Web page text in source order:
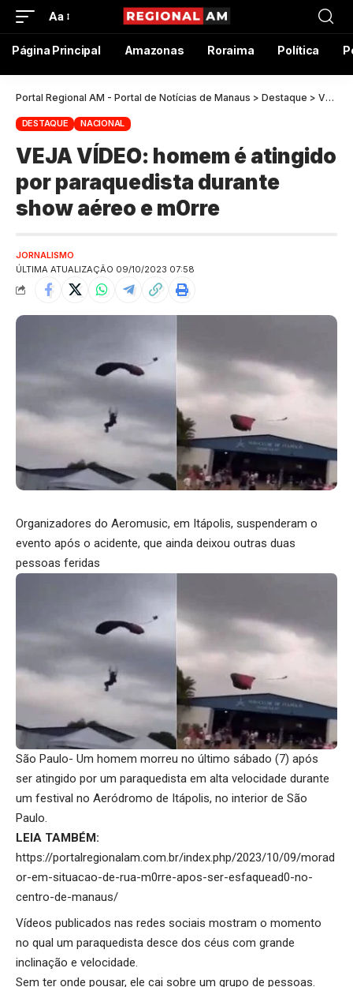
Aa
Página Principal Amazonas Roraima Política
Portal Regional AM - Portal de Notícias de Manaus > Destaque > VEJA VÍDEO: homem é atingido por paraquedista durante show aéreo e m0rre
DESTAQUE NACIONAL
VEJA VÍDEO: homem é atingido
por paraquedista durante
show aéreo e m0rre
ÚLTIMA ATUALIZAÇÃO 09/10/2023 07:58
JORNALISMO
Organizadores do Aeromusic, em Itápolis, suspenderam o
evento após o acidente, que ainda deixou outras duas
pessoas feridas
São Paulo- Um homem morreu no último sábado (7) após
ser atingido por um paraquedista em alta velocidade durante
um festival no Aeródromo de Itápolis, no interior de São
Paulo.
LEIA TAMBÉM:
https://portalregionalam.com.br/index.php/2023/10/09/morad
or-em-situacao-de-rua-m0rre-apos-ser-esfaquead0-no-
centro-de-manaus/
Vídeos publicados nas redes sociais mostram o momento
no qual um paraquedista desce dos céus com grande
inclinação e velocidade.
Sem ter onde pousar, ele cai sobre um grupo de pessoas.